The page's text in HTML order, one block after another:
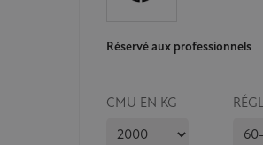
Réservé aux professionnels
CMU EN KG